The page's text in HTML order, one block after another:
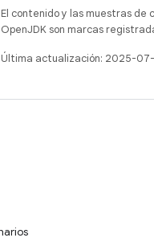
El contenido y las muestras de
OpenJDK son marcas
Última actualización: 2025-